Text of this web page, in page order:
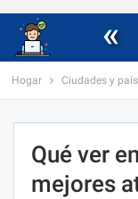
«
Hogar Ciudades y
Qué ver
mejores